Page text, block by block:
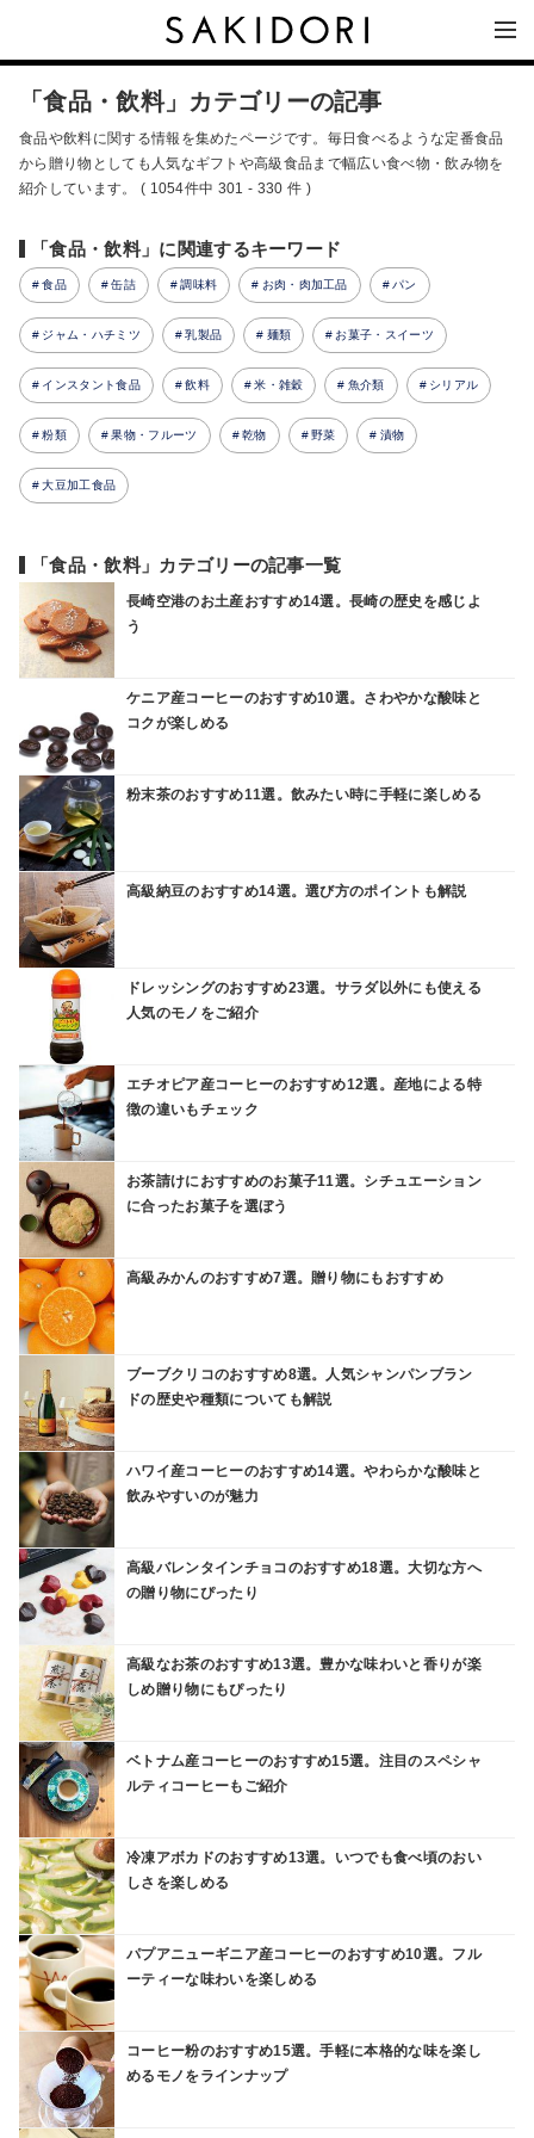
「食品・飲料」カテゴリーの記事
食品や飲料に関する情報を集めたページです。毎日食べるような定番食品
から贈り物としても人気なギフトや高級食品まで幅広い食べ物・飲み物を
紹介しています。 ( 1054件中 301 - 330 件 )
「食品・飲料」に関連するキーワード
食品 缶詰 調味料 お肉・肉加工品 パン
ジャム・ハチミツ 乳製品 麺類 お菓子・スイーツ
インスタント食品 飲料 米・雑穀 魚介類 シリアル
粉類 果物・フルーツ 乾物 野菜 漬物
大豆加工食品
「食品・飲料」カテゴリーの記事一覧
長崎空港のお土産おすすめ14選。長崎の歴史を感じよ
う
ケニア産コーヒーのおすすめ10選。さわやかな酸味と
コクが楽しめる
粉末茶のおすすめ11選。飲みたい時に手軽に楽しめる
高級納豆のおすすめ14選。選び方のポイントも解説
ドレッシングのおすすめ23選。サラダ以外にも使える
人気のモノをご紹介
エチオピア産コーヒーのおすすめ12選。産地による特
徴の違いもチェック
お茶請けにおすすめのお菓子11選。シチュエーション
に合ったお菓子を選ぼう
高級みかんのおすすめ7選。贈り物にもおすすめ
ブーブクリコのおすすめ8選。人気シャンパンブラン
ドの歴史や種類についても解説
ハワイ産コーヒーのおすすめ14選。やわらかな酸味と
飲みやすいのが魅力
高級バレンタインチョコのおすすめ18選。大切な方へ
の贈り物にぴったり
高級なお茶のおすすめ13選。豊かな味わいと香りが楽
しめ贈り物にもぴったり
ベトナム産コーヒーのおすすめ15選。注目のスペシャ
ルティコーヒーもご紹介
冷凍アボカドのおすすめ13選。いつでも食べ頃のおい
しさを楽しめる
パプアニューギニア産コーヒーのおすすめ10選。フル
ーティーな味わいを楽しめる
コーヒー粉のおすすめ15選。手軽に本格的な味を楽し
めるモノをラインナップ